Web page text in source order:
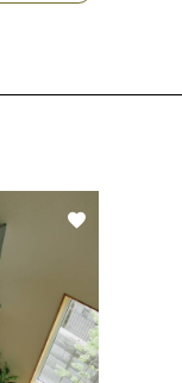
好き